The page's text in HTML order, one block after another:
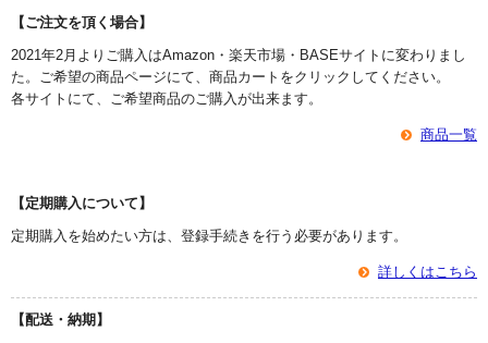
【ご注文を頂く場合】
2021年2月よりご購入はAmazon・楽天市場・BASEサイトに変わりまし
た。ご希望の商品ページにて、商品カートをクリックしてください。
各サイトにて、ご希望商品のご購入が出来ます。
商品一覧
【定期購入について】
定期購入を始めたい方は、登録手続きを行う必要があります。
詳しくはこちら
【配送・納期】